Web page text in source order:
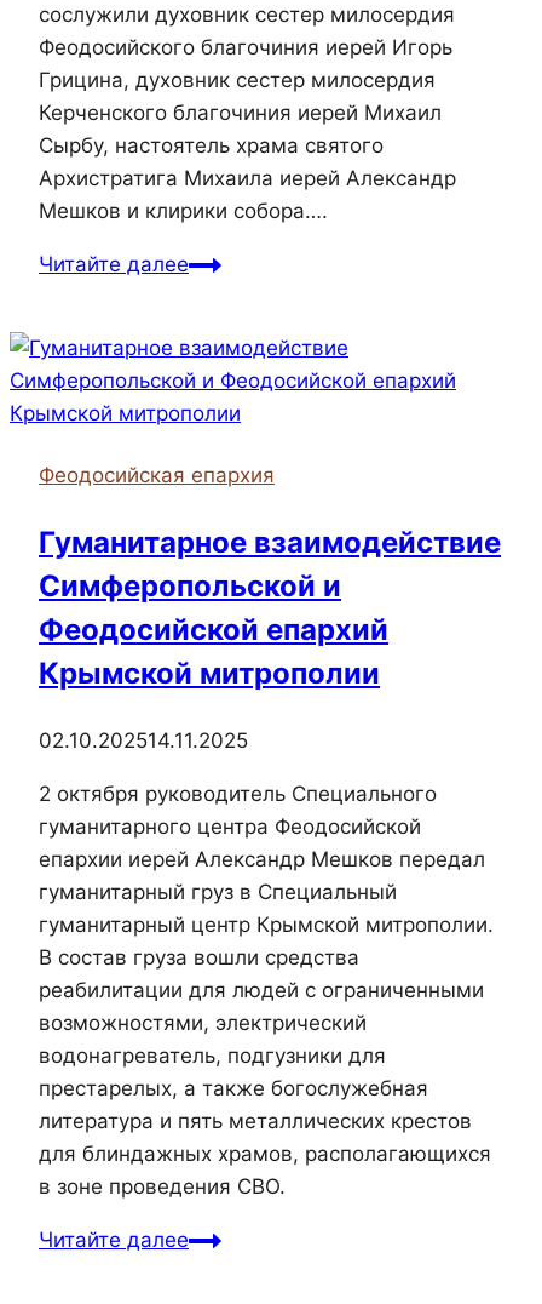
сослужили духовник сестер милосердия
Феодосийского благочиния иерей Игорь
Грицина, духовник сестер милосердия
Керченского благочиния иерей Михаил
Сырбу, настоятель храма святого
Архистратига Михаила иерей Александр
Мешков и клирики собора….
Читайте далееЕпископ
Божественную
литургию
в
соборе
Феодосийская епархия
Гуманитарное взаимодействие
Симферопольской и
Феодосийской епархий
Крымской митрополии
02.10.202514.11.2025
2 октября руководитель Специального
гуманитарного центра Феодосийской
епархии иерей Александр Мешков передал
гуманитарный груз в Специальный
гуманитарный центр Крымской митрополии.
В состав груза вошли средства
реабилитации для людей с ограниченными
возможностями, электрический
водонагреватель, подгузники для
престарелых, а также богослужебная
литература и пять металлических крестов
для блиндажных храмов, располагающихся
в зоне проведения СВО.
Читайте далееГуманитарное